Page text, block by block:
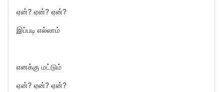
ஏன்? ஏன்? ஏன்?
இப்படி எல்லாம்
எனக்கு மட்டும்
ஏன்? ஏன்? ஏன்?